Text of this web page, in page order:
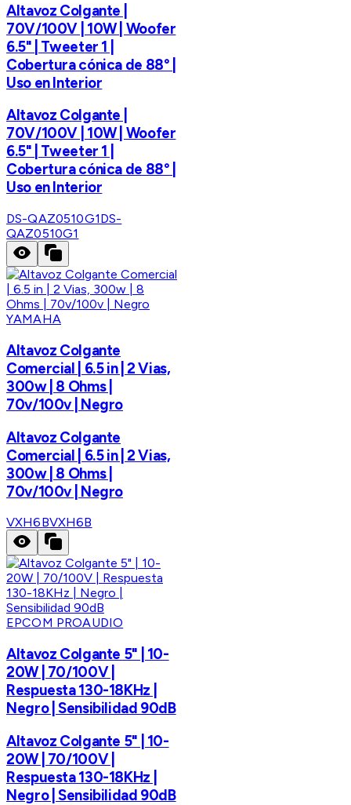
Altavoz Colgante |
70V/100V | 10W | Woofer
6.5" | Tweeter 1 |
Cobertura cónica de 88° |
Uso en Interior
Altavoz Colgante |
70V/100V | 10W | Woofer
6.5" | Tweeter 1 |
Cobertura cónica de 88° |
Uso en Interior
DS-QAZ0510G1DS-
QAZ0510G1
YAMAHA
Altavoz Colgante
Comercial | 6.5 in | 2 Vias,
300w | 8 Ohms |
70v/100v | Negro
Altavoz Colgante
Comercial | 6.5 in | 2 Vias,
300w | 8 Ohms |
70v/100v | Negro
VXH6BVXH6B
EPCOM PROAUDIO
Altavoz Colgante 5" | 10-
20W | 70/100V |
Respuesta 130-18KHz |
Negro | Sensibilidad 90dB
Altavoz Colgante 5" | 10-
20W | 70/100V |
Respuesta 130-18KHz |
Negro | Sensibilidad 90dB